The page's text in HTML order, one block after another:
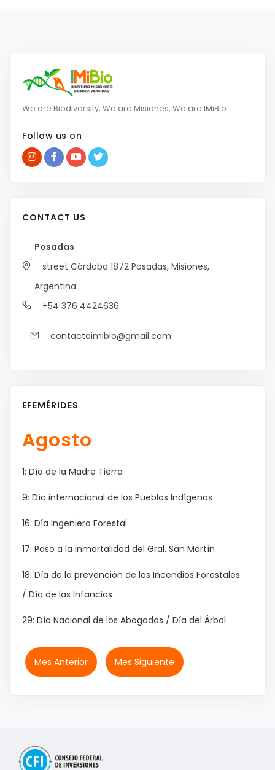
We are Biodiversity, We are Misiones, We are IMiBio.
Follow us on
CONTACT US
Posadas
street Córdoba 1872 Posadas, Misiones,
Argentina
+54 376 4424636
contactoimibio@gmail.com
EFEMÉRIDES
Agosto
1: Día de la Madre Tierra
9: Día internacional de los Pueblos Indígenas
16: Día Ingeniero Forestal
17: Paso a la inmortalidad del Gral. San Martín
18: Día de la prevención de los Incendios Forestales
/ Día de las Infancias
29: Día Nacional de los Abogados / Día del Árbol
Mes Anterior Mes Siguiente